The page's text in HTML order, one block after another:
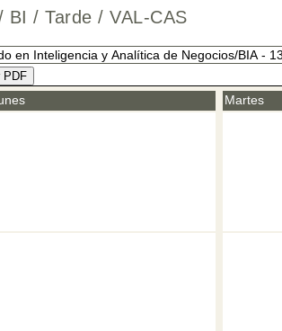
/ BI / Tarde / VAL-CAS
PDF
Martes